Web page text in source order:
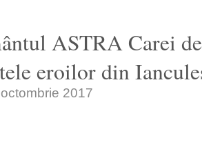
ASTRA Carei
eroilor din
2017